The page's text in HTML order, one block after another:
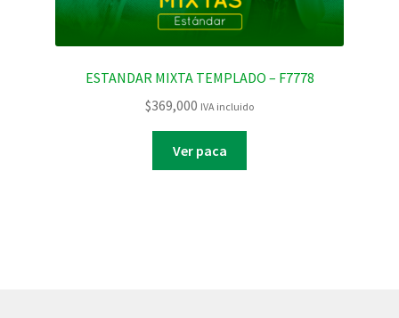
ESTANDAR MIXTA TEMPLADO – F7778
$369,000 IVA incluido
Ver paca